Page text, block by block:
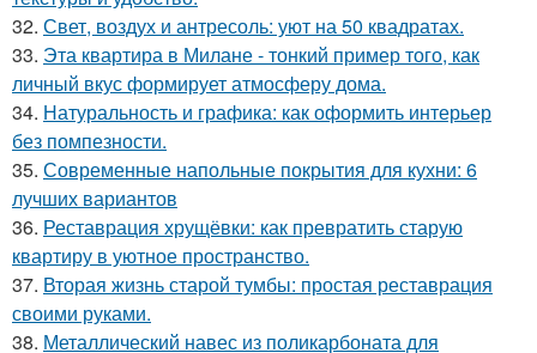
32. Свет, воздух и антресоль: уют на 50 квадратах.
33. Эта квартира в Милане - тонкий пример того, как
личный вкус формирует атмосферу дома.
34. Натуральность и графика: как оформить интерьер
без помпезности.
35. Современные напольные покрытия для кухни: 6
лучших вариантов
36. Реставрация хрущёвки: как превратить старую
квартиру в уютное пространство.
37. Вторая жизнь старой тумбы: простая реставрация
своими руками.
38. Металлический навес из поликарбоната для